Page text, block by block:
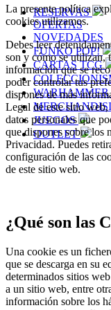
RESERVAS
OFERTAS
NOVEDADES
FUNKO POP!
CARTAS TCG
WARHAMMER
JUEGOS
OUTLET
La presente política
cookies utilizamos.
Debes leer
son y cómo se utilizan,
información que se
poder controlar tus
dispones de más
Legal de este sitio
datos personales que
que dispones sobre los
Privacidad. Puedes
configuración de las
de este sitio web.
¿Qué son las
Una cookie es un
que se descarga en su
determinados sitios
a un sitio web, entre
información sobre los